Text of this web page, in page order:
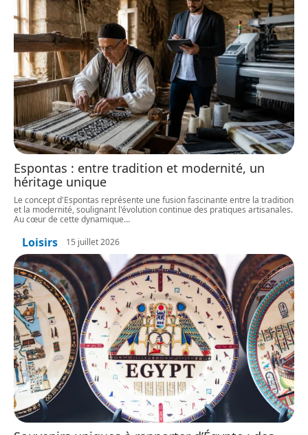
Espontas : entre tradition et modernité, un
héritage unique
Le concept d'Espontas représente une fusion fascinante entre la tradition
et la modernité, soulignant l'évolution continue des pratiques artisanales.
Au cœur de cette dynamique…
Loisirs 15 juillet 2026